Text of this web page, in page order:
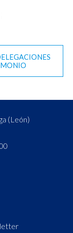
(León)